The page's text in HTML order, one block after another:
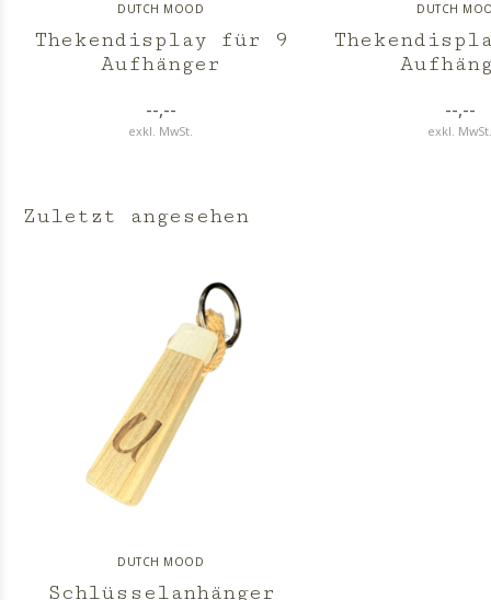
DUTCH MOOD
Thekendisplay für 9
Aufhänger
--,--
exkl. MwSt.
DUTCH
--,--
exkl.
Zuletzt angesehen
DUTCH MOOD
Schlüsselanhänger